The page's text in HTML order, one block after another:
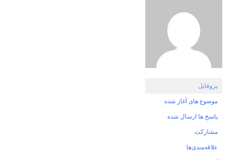
پروفایل
موضوع های آغاز شده
پاسخ ها ارسال شده
مشارکت
علاقه‌مندی‌ها